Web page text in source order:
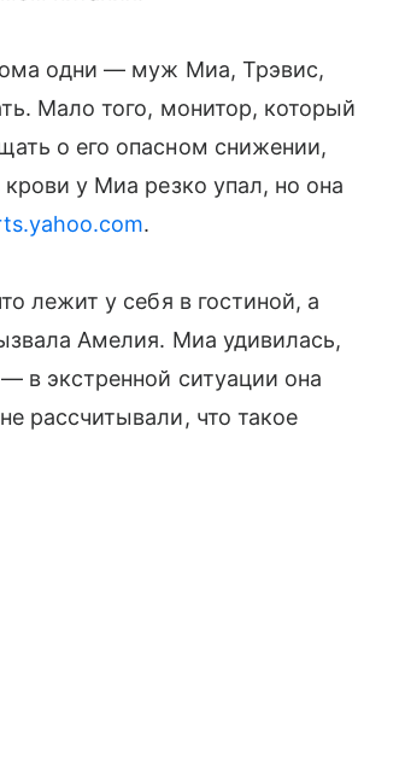
одни — муж Миа, Трэвис,
Мало того, монитор, который
о его опасном снижении,
у Миа резко упал, но она
.
лежит у себя в гостиной, а
Амелия. Миа удивилась,
в экстренной ситуации она
рассчитывали, что такое